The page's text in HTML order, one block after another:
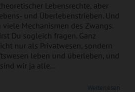
Lebensrechte, aber
und Überlebenstrieben. Und
Mechanismen des Zwangs.
Du sogleich fragen. Ganz
nur als Privatwesen, sondern
leben und überleben, und
wir ja alle...
Weiterlesen